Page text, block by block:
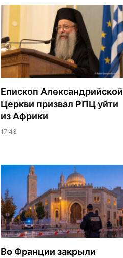
Епископ Александрийской
Церкви призвал РПЦ уйти
из Африки
17:43
Во Франции закрыли